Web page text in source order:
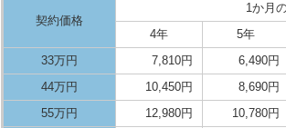
契約価格
1か月
4年
5年
33万円
7,810円 6,490円
44万円
10,450円 8,690円
55万円
12,980円 10,780円